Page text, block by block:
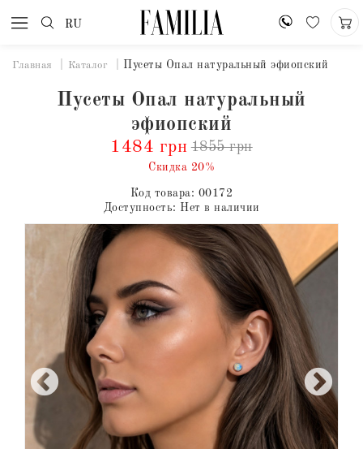
RU
Главная Каталог Пусеты Опал натуральный эфиопский
Пусеты Опал натуральный
эфиопский
1484 грн 1855 грн
Скидка 20%
Код товара: 00172
Доступность:
Нет в наличии